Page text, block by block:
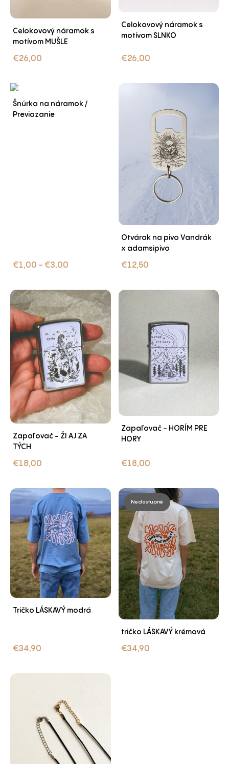
Celokovový náramok s
motívom MUŠLE
€26,00
Celokovový náramok s
motívom SLNKO
€26,00
Šnúrka na náramok /
Previazanie
€1,00 - €3,00
Otvárak na pivo Vandrák
x adamsipivo
€12,50
Zapaľovač - ŽI AJ ZA
TÝCH
€18,00
Zapaľovač - HORÍM PRE
HORY
€18,00
Tričko LÁSKAVÝ modrá
€34,90
Nedostupné
tričko LÁSKAVÝ krémová
€34,90